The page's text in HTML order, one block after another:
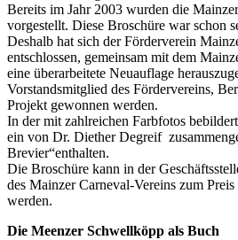
Bereits im Jahr 2003 wurden die
vorgestellt. Diese Broschüre war schon
Deshalb hat sich der Förderverein
entschlossen, gemeinsam mit dem
eine überarbeitete Neuauflage
Vorstandsmitglied des Fördervereins,
Projekt gewonnen werden.
In der mit zahlreichen Farbfotos
ein von Dr. Diether Degreif
Brevier“enthalten.
Die Broschüre kann in der
des Mainzer Carneval-Vereins zum
werden.
Die Meenzer Schwellköpp als Buch